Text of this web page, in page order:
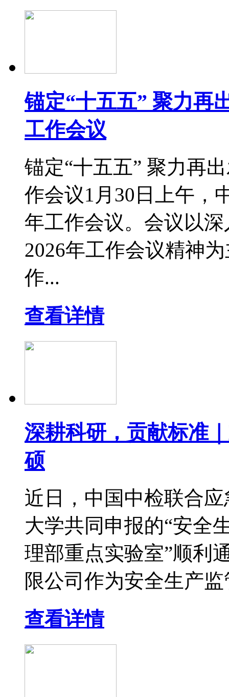
锚定“十五五” 聚力再
工作会议
锚定“十五五” 聚力再
作会议1月30日上午，
年工作会议。会议以
2026年工作会议精神
作...
查看详情
深耕科研，贡献标准
硕
近日，中国中检联合
大学共同申报的“安全
理部重点实验室”顺利
限公司作为安全生产
查看详情